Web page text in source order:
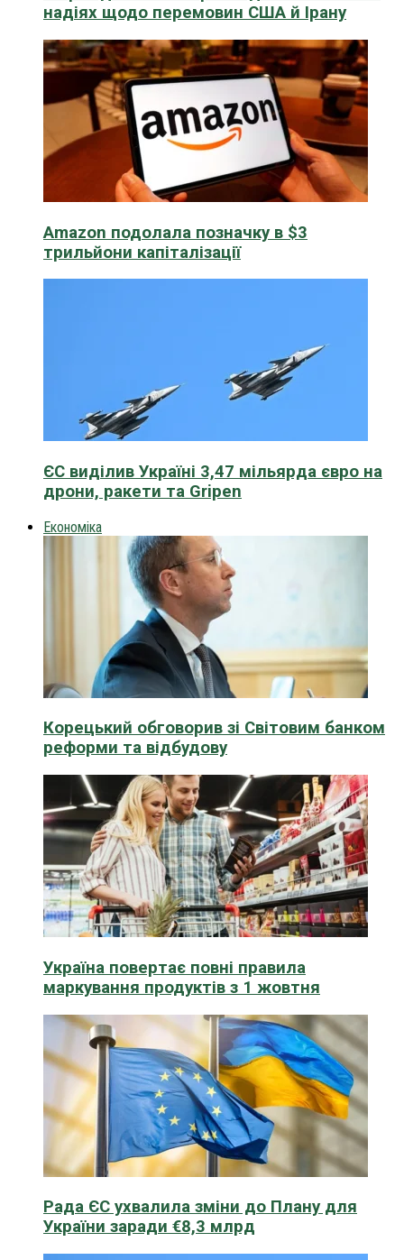
надіях щодо перемовин США й Ірану
Amazon подолала позначку в $3
трильйони капіталізації
ЄС виділив Україні 3,47 мільярда євро на
дрони, ракети та Gripen
Економіка
Корецький обговорив зі Світовим банком
реформи та відбудову
Україна повертає повні правила
маркування продуктів з 1 жовтня
Рада ЄС ухвалила зміни до Плану для
України заради €8,3 млрд